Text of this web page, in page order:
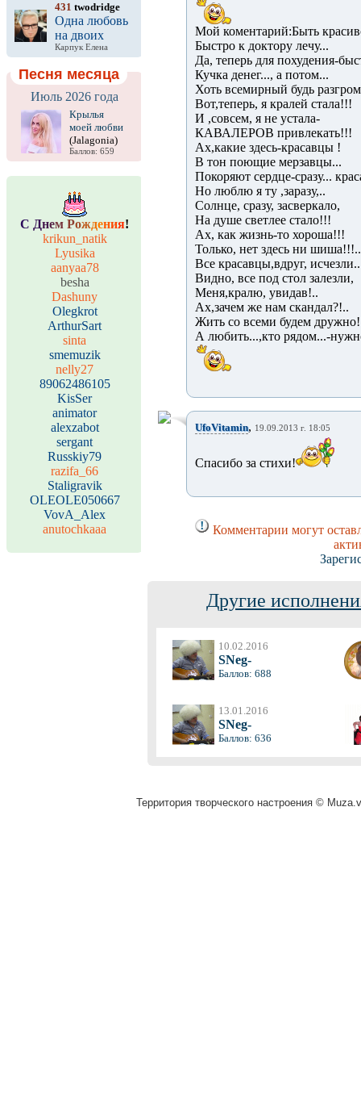
431 twodridge
Одна любовь
на двоих
Карпук Елена
Песня месяца
Июль 2026 года
Крылья
моей любви
(Jalagonia)
Баллов: 659
С Днем Рождения!
krikun_natik
Lyusika
aanyaa78
besha
Dashuny
Olegkrot
ArthurSart
sinta
smemuzik
nelly27
89062486105
KisSer
animator
alexzabot
sergant
Russkiy79
razifa_66
Staligravik
OLEOLE050667
VovA_Alex
anutochkaaa
Мой коментарий:Быть
Быстро к доктору лечу...
Да, теперь для похудения-
Кучка денег..., а потом...
Хоть всемирный будь
Вот,теперь, я кралей стала!!!
И ,совсем, я не устала-
КАВАЛЕРОВ привлекать!!!
Ах,какие здесь-красавцы !
В тон поющие мерзавцы...
Покоряют сердце-сразу...
Но люблю я ту ,заразу,..
Солнце, сразу, засверкало,
На душе светлее стало!!!
Ах, как жизнь-то хороша!!!
Только, нет здесь ни
Все красавцы,вдруг,
Видно, все под стол залезли,
Меня,кралю, увидав!..
Ах,зачем же нам скандал?!..
Жить со всеми будем дружно!
А любить...,кто рядом...-
UfoVitamin, 19.09.2013 г. 18:05
Спасибо за стихи!
Комментарии могут
Другие
10.02.2016
SNeg-
Баллов: 688
13.01.2016
SNeg-
Баллов: 636
Территория творческого настроения ©